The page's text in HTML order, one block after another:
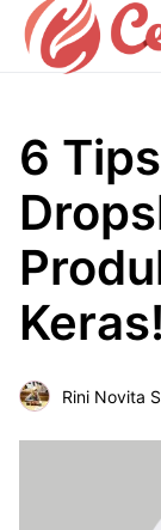
6
Keras!
Rini Novita